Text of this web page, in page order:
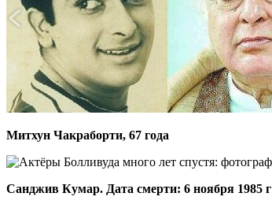
Митхун Чакраборти, 67 года
Санджив Кумар. Дата смерти: 6 ноября 1985 г